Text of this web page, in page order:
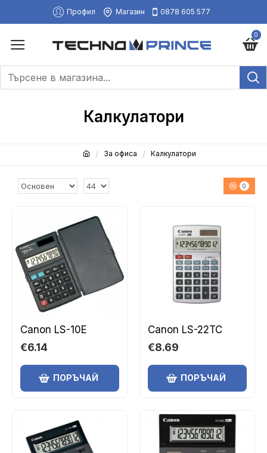
Профил Магазин 0878 605 577
0
За офиса Калкулатори
Калкулатори
0
Canon LS-10E
€6.14
ПОРЪЧАЙ
Canon LS-22TC
€8.69
ПОРЪЧАЙ